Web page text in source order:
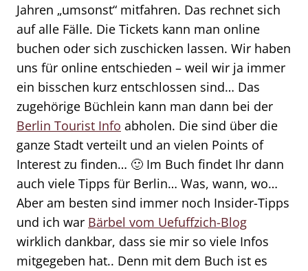
Jahren „umsonst“ mitfahren. Das rechnet sich
auf alle Fälle. Die Tickets kann man online
buchen oder sich zuschicken lassen. Wir haben
uns für online entschieden – weil wir ja immer
ein bisschen kurz entschlossen sind… Das
zugehörige Büchlein kann man dann bei der
Berlin Tourist Info abholen. Die sind über die
ganze Stadt verteilt und an vielen Points of
Interest zu finden… 🙂 Im Buch findet Ihr dann
auch viele Tipps für Berlin… Was, wann, wo…
Aber am besten sind immer noch Insider-Tipps
und ich war Bärbel vom Uefuffzich-Blog
wirklich dankbar, dass sie mir so viele Infos
mitgegeben hat.. Denn mit dem Buch ist es